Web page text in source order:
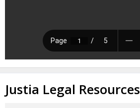
Justia Legal Resources